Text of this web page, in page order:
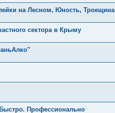
на Лесном, Юность, Троещина
сектора в Крыму
Профессионально